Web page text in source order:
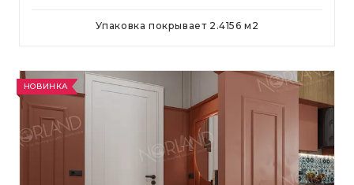
Упаковка покрывает 2.4156 м 2
НОВИНКА